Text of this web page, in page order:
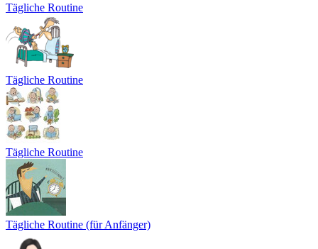
Tägliche Routine
Tägliche Routine
Tägliche Routine
Tägliche Routine (für Anfänger)